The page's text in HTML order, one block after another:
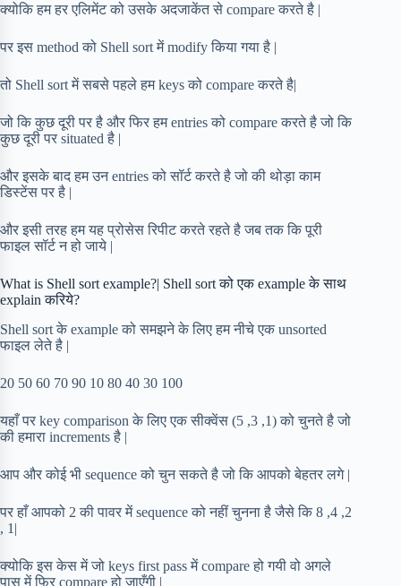
क्योकि हम हर एलिमेंट को उसके अदजाकेंत से compare करते है |
पर इस method को Shell sort में modify किया गया है |
तो Shell sort में सबसे पहले हम keys को compare करते है|
जो कि कुछ दूरी पर है और फिर हम entries को compare करते है जो कि
कुछ दूरी पर situated है |
और इसके बाद हम उन entries को सॉर्ट करते है जो की थोड़ा काम
डिस्टेंस पर है |
और इसी तरह हम यह प्रोसेस रिपीट करते रहते है जब तक कि पूरी
फाइल सॉर्ट न हो जाये |
What is Shell sort example?| Shell sort को एक example के साथ
explain करिये?
Shell sort के example को समझने के लिए हम नीचे एक unsorted
फाइल लेते है |
20 50 60 70 90 10 80 40 30 100
यहाँ पर key comparison के लिए एक सीक्वेंस (5 ,3 ,1) को चुनते है जो
की हमारा increments है |
आप और कोई भी sequence को चुन सकते है जो कि आपको बेहतर लगे |
पर हाँ आपको 2 की पावर में sequence को नहीं चुनना है जैसे कि 8 ,4 ,2
, 1|
क्योकि इस केस में जो keys first pass में compare हो गयी वो अगले
पास में फिर compare हो जाएँगी |